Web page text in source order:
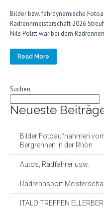
Bilder bzw. fahrdynamische
Radrennmeisterschaft 2026
Nils Politt war bei dem
Read More
Suchen
Neueste
Bilder Fotoaufnahmen
Bergrennen in der Rhön
Autos, Radfahrer usw.
Radrennsport
ITALO TREFFEN